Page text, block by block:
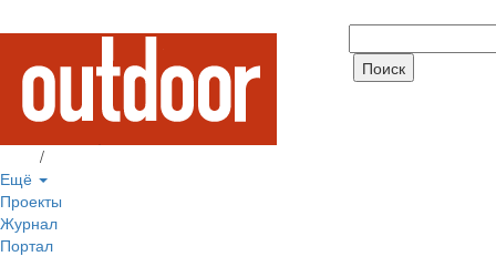
/
Ещё
Проекты
Журнал
Портал